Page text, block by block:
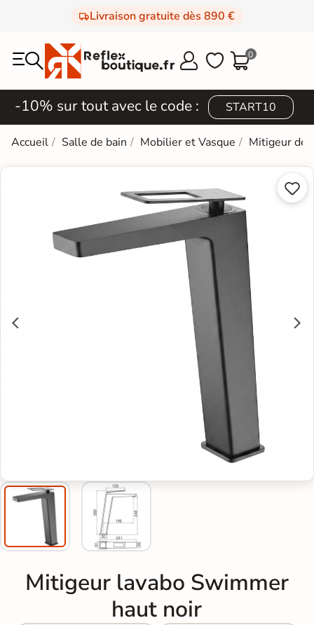
Livraison gratuite dès 890 €
  0
-10% sur tout avec le code : START10
Accueil Salle de bain Mobilier et Vasque Mitigeur de


Mitigeur lavabo Swimmer
haut noir